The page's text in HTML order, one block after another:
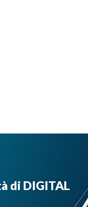
di DIGITAL